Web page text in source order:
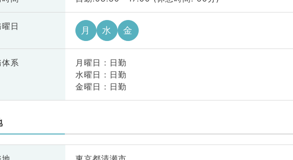
日 月 水 金
系
月曜日 : 日勤
水曜日 : 日勤
金曜日 : 日勤